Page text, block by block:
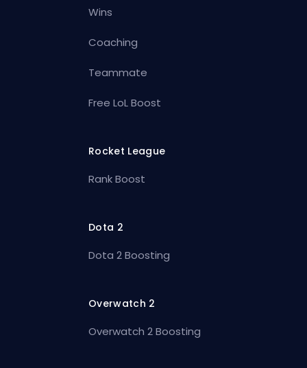
Wins
Coaching
Teammate
Free LoL Boost
Rocket League
Rank Boost
Dota 2
Dota 2 Boosting
Overwatch 2
Overwatch 2 Boosting